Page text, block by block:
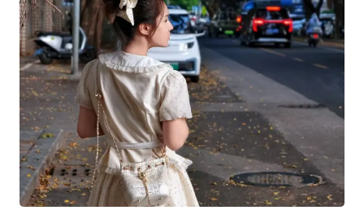
“大”！很多人问我G9能不能当床车？我的答案
是：太能了！ 而且不需要那种复